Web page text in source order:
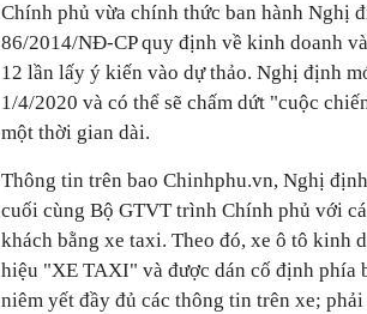
Chính phủ vừa chính thức ban hành Nghị
86/2014/NĐ-CP quy định về kinh doanh
12 lần lấy ý kiến vào dự thảo. Nghị định
1/4/2020 và có thể sẽ chấm dứt "cuộc
một thời gian dài.
Thông tin trên bao Chinhphu.vn, Nghị
cuối cùng Bộ GTVT trình Chính phủ với
khách bằng xe taxi. Theo đó, xe ô tô kinh
hiệu "XE TAXI" và được dán cố định phía
niêm yết đầy đủ các thông tin trên xe;